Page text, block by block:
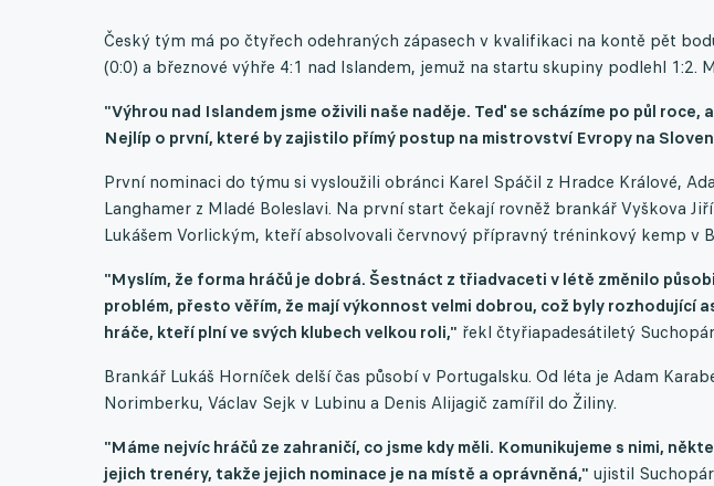
Český tým má po čtyřech odehraných zápasech v kvalifikaci na kontě pět
(0:0) a březnové výhře 4:1 nad Islandem, jemuž na startu skupiny podlehl 1:2.
"Výhrou nad Islandem jsme oživili naše naděje. Teď se scházíme po půl roce,
Nejlíp o první, které by zajistilo přímý postup na mistrovství Evropy na
První nominaci do týmu si vysloužili obránci Karel Spáčil z Hradce Králové,
Langhamer z Mladé Boleslavi. Na první start čekají rovněž brankář Vyškova
Lukášem Vorlickým, kteří absolvovali červnový přípravný tréninkový kemp v
"Myslím, že forma hráčů je dobrá. Šestnáct z třiadvaceti v létě změnilo
problém, přesto věřím, že mají výkonnost velmi dobrou, což byly rozhodující
hráče, kteří plní ve svých klubech velkou roli," řekl čtyřiapadesátiletý
Brankář Lukáš Horníček delší čas působí v Portugalsku. Od léta je Adam
Norimberku, Václav Sejk v Lubinu a Denis Alijagič zamířil do Žiliny.
"Máme nejvíc hráčů ze zahraničí, co jsme kdy měli. Komunikujeme s nimi,
jejich trenéry, takže jejich nominace je na místě a oprávněná," ujistil